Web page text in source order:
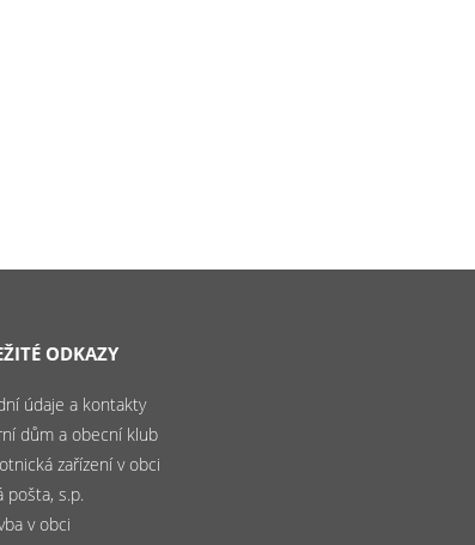
ODKAZY
údaje a kontakty
dům a obecní klub
zařízení v obci
pošta, s.p.
v obci